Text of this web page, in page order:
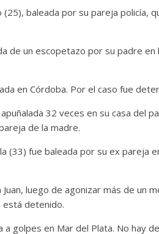
(25), baleada por su pareja policía,
de un escopetazo por su padre
en Córdoba. Por el caso fue
32 veces en su casa del
de la madre.
(33) fue baleada por su ex pareja
Juan, luego de agonizar más de un
está detenido.
a golpes en Mar del Plata. No hay